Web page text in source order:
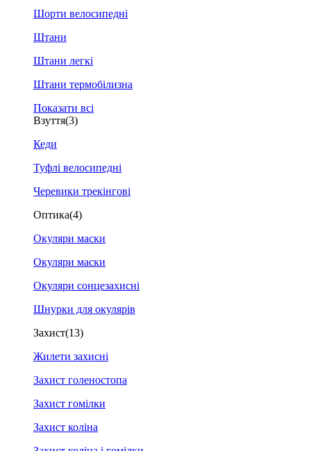
Шорти велосипедні
Штани
Штани легкі
Штани термобілизна
Показати всі
Взуття(3)
Кеди
Туфлі велосипедні
Черевики трекінгові
Оптика(4)
Окуляри маски
Окуляри маски
Окуляри сонцезахисні
Шнурки для окулярів
Захист(13)
Жилети захисні
Захист голеностопа
Захист гомілки
Захист коліна